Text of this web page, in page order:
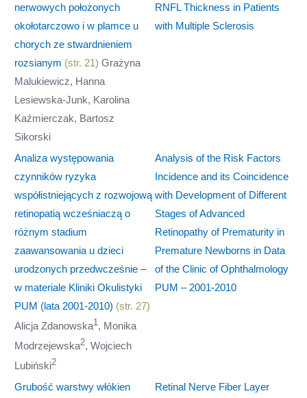
nerwowych położonych
okołotarczowo i w plamce u
chorych ze stwardnieniem
rozsianym (str. 21) Grażyna
Malukiewicz, Hanna
Lesiewska-Junk, Karolina
Kaźmierczak, Bartosz
Sikorski
RNFL Thickness in Patients
with Multiple Sclerosis
Analiza występowania
czynników ryzyka
współistniejących z rozwojową
retinopatią wcześniaczą o
różnym stadium
zaawansowania u dzieci
urodzonych przedwcześnie –
w materiale Kliniki Okulistyki
PUM (lata 2001-2010) (str. 27)
Alicja Zdanowska1 , Monika
Modrzejewska2, Wojciech
Lubiński2
Analysis of the Risk Factors
Incidence and its Coincidence
with Development of Different
Stages of Advanced
Retinopathy of Prematurity in
Premature Newborns in Data
of the Clinic of Ophthalmology
PUM – 2001-2010
Grubość warstwy włókien
Retinal Nerve Fiber Layer